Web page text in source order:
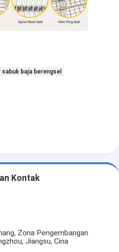
sabuk baja berengsel
Kontak
Zona Pengembangan
Jiangsu, Cina